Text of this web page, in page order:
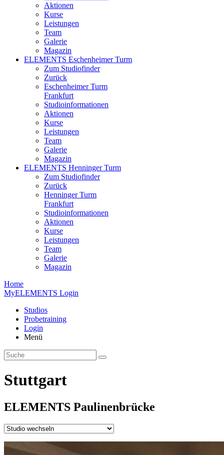
Aktionen
Kurse
Leistungen
Team
Galerie
Magazin
ELEMENTS Eschenheimer Turm
Zum Studiofinder
Zurück
Eschen­heimer Turm
Frankfurt
Studioinformationen
Aktionen
Kurse
Leistungen
Team
Galerie
Magazin
ELEMENTS Henninger Turm
Zum Studiofinder
Zurück
Henninger Turm
Frankfurt
Studioinformationen
Aktionen
Kurse
Leistungen
Team
Galerie
Magazin
Home
MyELEMENTS Login
Studios
Probe­training
Login
Menü
Stuttgart
ELEMENTS Paulinen­brücke